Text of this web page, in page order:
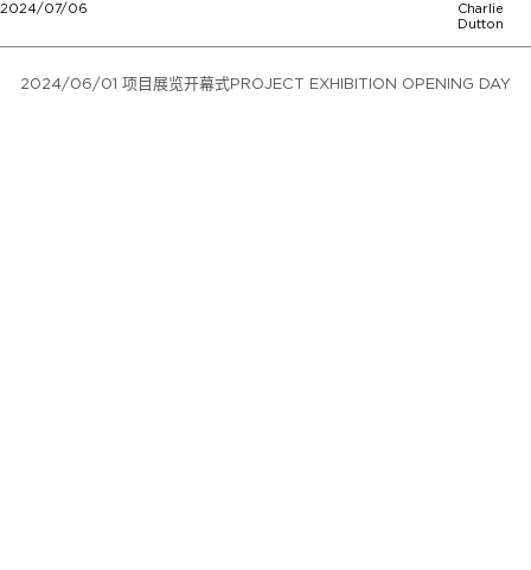
2024/07/06
Charlie
Dutton
2024/06/01 项目展览开幕式PROJECT EXHIBITION OPENING DAY